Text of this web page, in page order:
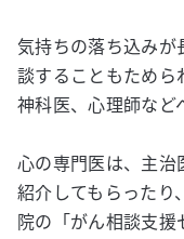
気持ちの落ち込みが
談することもためら
神科医、心理師など
心の専門医は、主治
紹介してもらったり
院の「がん相談支